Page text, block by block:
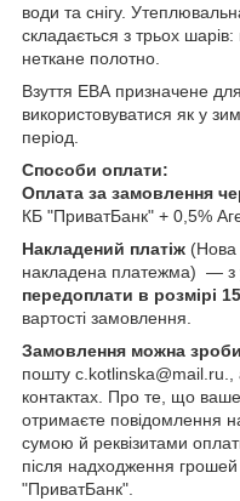
води та снігу.
складається з трьох
неткане полотно.
Взуття ЕВА призначене
використовуватися як у
період.
Способи оплати:
Оплата за замовлення
КБ "ПриватБанк" + 0,5%
Накладений платіж (Нова
накладена платежма) — з
передоплати в розмірі
вартості замовлення.
Замовлення можна
пошту c.kotlinska@mail.ru.,
контактах. Про те, що
отримаєте повідомлення
сумою й реквізитами
після надходження
"ПриватБанк".